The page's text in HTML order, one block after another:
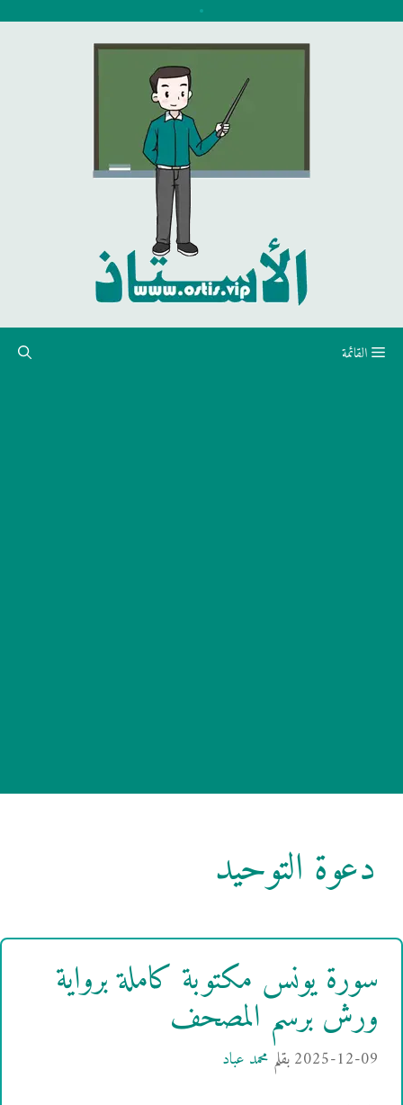
القائمة
دعوة التوحيد
سورة يونس مكتوبة كاملة برواية
ورش برسم المصحف
2025-12-09بقلم محمد عباد